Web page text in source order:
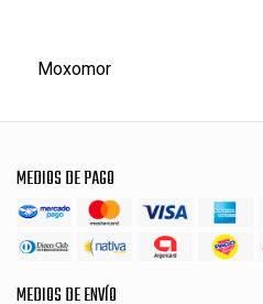
Moxomor
MEDIOS DE PAGO
MEDIOS DE ENVÍO